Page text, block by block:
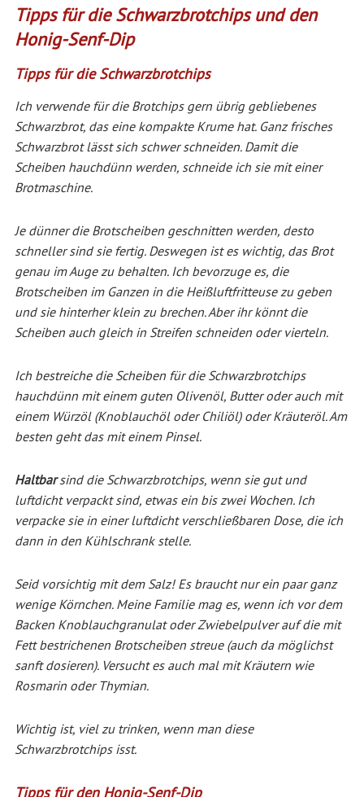
Tipps für die Schwarzbrotchips und den
Honig-Senf-Dip
Tipps für dieSchwarzbrotchips
Ich verwende für die Brotchips gern übrig gebliebenes
Schwarzbrot, das eine kompakte Krume hat. Ganz frisches
Schwarzbrot lässt sich schwer schneiden. Damit die
Scheiben hauchdünn werden, schneide ich sie mit einer
Brotmaschine.
Je dünner die Brotscheiben geschnitten werden, desto
schneller sind sie fertig. Deswegen ist es wichtig, das Brot
genau im Auge zu behalten. Ich bevorzuge es, die
Brotscheiben im Ganzen in die Heißluftfritteuse zu geben
und sie hinterher klein zu brechen. Aber ihr könnt die
Scheiben auch gleich in Streifen schneiden oder vierteln.
Ich bestreiche die Scheiben für die Schwarzbrotchips
hauchdünn mit einem guten Olivenöl, Butter oder auch mit
einem Würzöl (Knoblauchöl oder Chiliöl) oder Kräuteröl. Am
besten geht das mit einem Pinsel.
Haltbarsind die Schwarzbrotchips, wenn sie gut und
luftdicht verpackt sind, etwas ein bis zwei Wochen. Ich
verpacke sie in einer luftdicht verschließbaren Dose, die ich
dann in den Kühlschrank stelle.
Seid vorsichtig mit dem Salz! Es braucht nur ein paar ganz
wenige Körnchen. Meine Familie mag es, wenn ich vor dem
Backen Knoblauchgranulat oder Zwiebelpulver auf die mit
Fett bestrichenen Brotscheiben streue (auch da möglichst
sanft dosieren). Versucht es auch mal mit Kräutern wie
Rosmarin oder Thymian.
Wichtig ist, viel zu trinken, wenn man diese
Schwarzbrotchips isst.
Tipps für den Honig-Senf-Dip